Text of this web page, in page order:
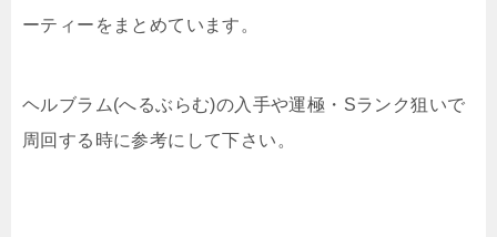
ーティーをまとめています。
ヘルブラム(へるぶらむ)の入手や運極・Sランク狙いで
周回する時に参考にして下さい。